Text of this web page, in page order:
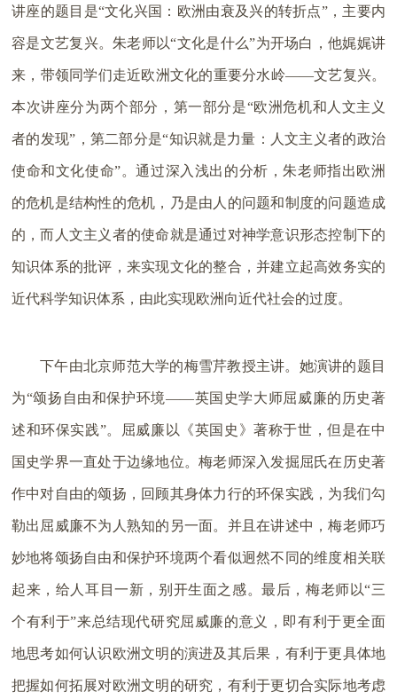
讲座的题目是“文化兴国：欧洲由衰及兴的转折点”，主要内
容是文艺复兴。朱老师以“文化是什么”为开场白，他娓娓讲
来，带领同学们走近欧洲文化的重要分水岭——文艺复兴。
本次讲座分为两个部分，第一部分是“欧洲危机和人文主义
者的发现”，第二部分是“知识就是力量：人文主义者的政治
使命和文化使命”。通过深入浅出的分析，朱老师指出欧洲
的危机是结构性的危机，乃是由人的问题和制度的问题造成
的，而人文主义者的使命就是通过对神学意识形态控制下的
知识体系的批评，来实现文化的整合，并建立起高效务实的
近代科学知识体系，由此实现欧洲向近代社会的过度。
下午由北京师范大学的梅雪芹教授主讲。她演讲的题目
为“颂扬自由和保护环境——英国史学大师屈威廉的历史著
述和环保实践”。屈威廉以《英国史》著称于世，但是在中
国史学界一直处于边缘地位。梅老师深入发掘屈氏在历史著
作中对自由的颂扬，回顾其身体力行的环保实践，为我们勾
勒出屈威廉不为人熟知的另一面。并且在讲述中，梅老师巧
妙地将颂扬自由和保护环境两个看似迥然不同的维度相关联
起来，给人耳目一新，别开生面之感。最后，梅老师以“三
个有利于”来总结现代研究屈威廉的意义，即有利于更全面
地思考如何认识欧洲文明的演进及其后果，有利于更具体地
把握如何拓展对欧洲文明的研究，有利于更切合实际地考虑